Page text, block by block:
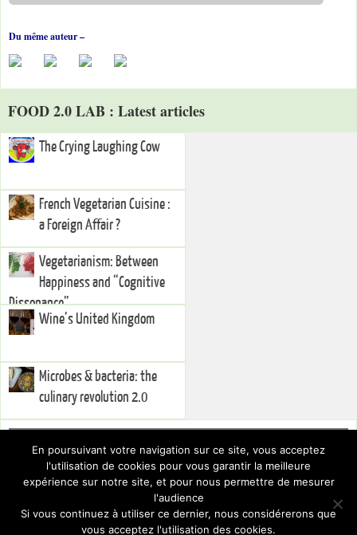
Du même auteur –
FOOD 2.0 LAB : Latest articles
The Crying Laughing Cow
French Vegetarian Cuisine :
a Foreign Affair ?
Vegetarianism: Between
Happiness and “Cognitive
Dissonance”
Wine’s United Kingdom
Microbes & bacteria: the
culinary revolution 2.0
You currently have no widgets set in the right sidebar. You can add
widgets via the Dashboard.
To hide this sidebar, switch to a different Layout via the
En poursuivant votre navigation sur ce site, vous acceptez
l'utilisation de cookies pour vous garantir la meilleure
expérience sur notre site, et pour nous permettre de mesurer
l'audience
Si vous continuez à utiliser ce dernier, nous considérerons que
vous acceptez l'utilisation des cookies.